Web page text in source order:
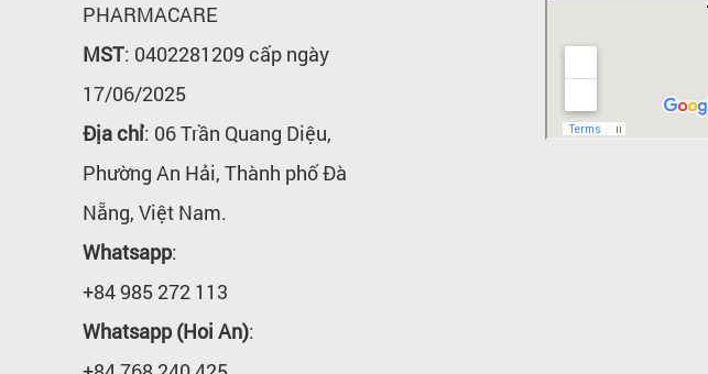
PHARMACARE
MST: 0402281209 cấp ngày
17/06/2025
Địa chỉ: 06 Trần Quang Diệu,
Phường An Hải, Thành phố Đà
Nẵng, Việt Nam.
Whatsapp:
+84 985 272 113
Whatsapp (Hoi An):